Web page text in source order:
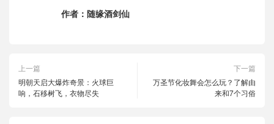
作者： 随缘酒剑仙
上一篇
明朝天启大爆炸奇景：火球巨
响，石移树飞，衣物尽失
下一篇
万圣节化妆舞会怎么玩？了解由
来和7个习俗